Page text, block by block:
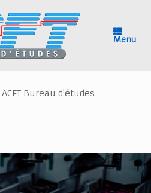
Menu
ACFT Bureau d'études